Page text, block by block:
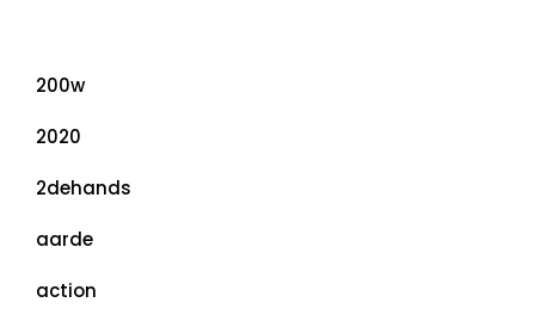
200w
2020
2dehands
aarde
action